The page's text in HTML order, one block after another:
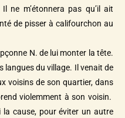
ne m’étonnera pas qu’il ait
de pisser à califourchon au
N. de lui monter la tête.
langues du village. Il venait de
voisins de son quartier, dans
violemment à son voisin.
la cause, pour éviter un autre